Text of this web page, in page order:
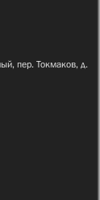
пер. Токмаков, д.